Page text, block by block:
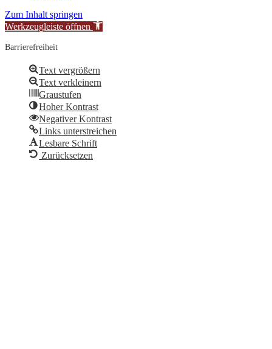
Zum Inhalt springen
Werkzeugleiste öffnen
Barrierefreiheit
Text vergrößern
Text verkleinern
Graustufen
Hoher Kontrast
Negativer Kontrast
Links unterstreichen
Lesbare Schrift
Zurücksetzen